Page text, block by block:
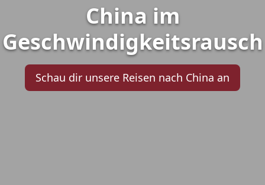
China im
Geschwindigkeitsrausch
Schau dir unsere Reisen nach China an